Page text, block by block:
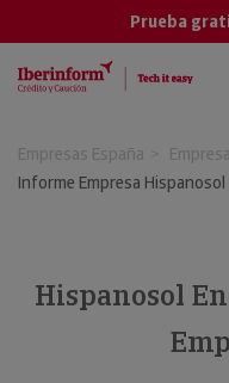
Prueba
Empresas España
Informe Empresa
Hispanosol